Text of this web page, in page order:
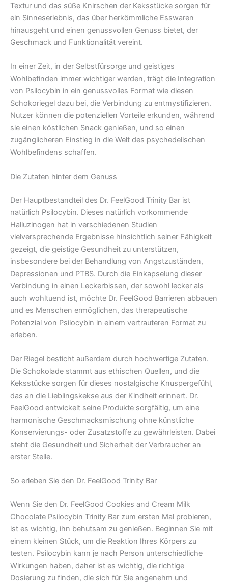
Textur und das süße Knirschen der Keksstücke sorgen für
ein Sinneserlebnis, das über herkömmliche Esswaren
hinausgeht und einen genussvollen Genuss bietet, der
Geschmack und Funktionalität vereint.
In einer Zeit, in der Selbstfürsorge und geistiges
Wohlbefinden immer wichtiger werden, trägt die Integration
von Psilocybin in ein genussvolles Format wie diesen
Schokoriegel dazu bei, die Verbindung zu entmystifizieren.
Nutzer können die potenziellen Vorteile erkunden, während
sie einen köstlichen Snack genießen, und so einen
zugänglicheren Einstieg in die Welt des psychedelischen
Wohlbefindens schaffen.
Die Zutaten hinter dem Genuss
Der Hauptbestandteil des Dr. FeelGood Trinity Bar ist
natürlich Psilocybin. Dieses natürlich vorkommende
Halluzinogen hat in verschiedenen Studien
vielversprechende Ergebnisse hinsichtlich seiner Fähigkeit
gezeigt, die geistige Gesundheit zu unterstützen,
insbesondere bei der Behandlung von Angstzuständen,
Depressionen und PTBS. Durch die Einkapselung dieser
Verbindung in einen Leckerbissen, der sowohl lecker als
auch wohltuend ist, möchte Dr. FeelGood Barrieren abbauen
und es Menschen ermöglichen, das therapeutische
Potenzial von Psilocybin in einem vertrauteren Format zu
erleben.
Der Riegel besticht außerdem durch hochwertige Zutaten.
Die Schokolade stammt aus ethischen Quellen, und die
Keksstücke sorgen für dieses nostalgische Knuspergefühl,
das an die Lieblingskekse aus der Kindheit erinnert. Dr.
FeelGood entwickelt seine Produkte sorgfältig, um eine
harmonische Geschmacksmischung ohne künstliche
Konservierungs- oder Zusatzstoffe zu gewährleisten. Dabei
steht die Gesundheit und Sicherheit der Verbraucher an
erster Stelle.
So erleben Sie den Dr. FeelGood Trinity Bar
Wenn Sie den Dr. FeelGood Cookies and Cream Milk
Chocolate Psilocybin Trinity Bar zum ersten Mal probieren,
ist es wichtig, ihn behutsam zu genießen. Beginnen Sie mit
einem kleinen Stück, um die Reaktion Ihres Körpers zu
testen. Psilocybin kann je nach Person unterschiedliche
Wirkungen haben, daher ist es wichtig, die richtige
Dosierung zu finden, die sich für Sie angenehm und